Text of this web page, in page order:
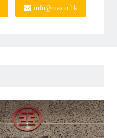
info@maxto.hk